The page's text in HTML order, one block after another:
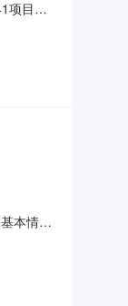
项目编
本情况
检测